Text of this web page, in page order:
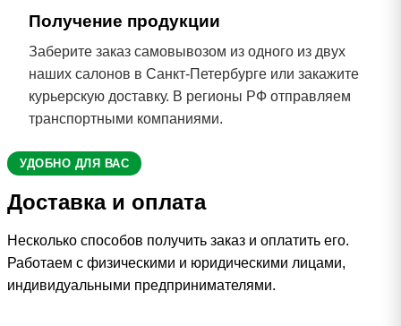
Получение продукции
Заберите заказ самовывозом из одного из двух
наших салонов в Санкт-Петербурге или закажите
курьерскую доставку. В регионы РФ отправляем
транспортными компаниями.
УДОБНО ДЛЯ ВАС
Доставка и оплата
Несколько способов получить заказ и оплатить его.
Работаем с физическими и юридическими лицами,
индивидуальными предпринимателями.